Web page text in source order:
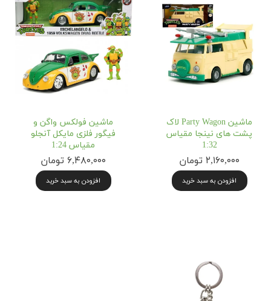
ماشین Party Wagon لاک
پشت های نینجا مقیاس
1:32
۲,۱۶۰,۰۰۰ تومان
افزودن به سبد خرید
ماشین فولکس واگن و
فیگور فلزی مایکل آنجلو
مقیاس 1:24
۶,۴۸۰,۰۰۰ تومان
افزودن به سبد خرید